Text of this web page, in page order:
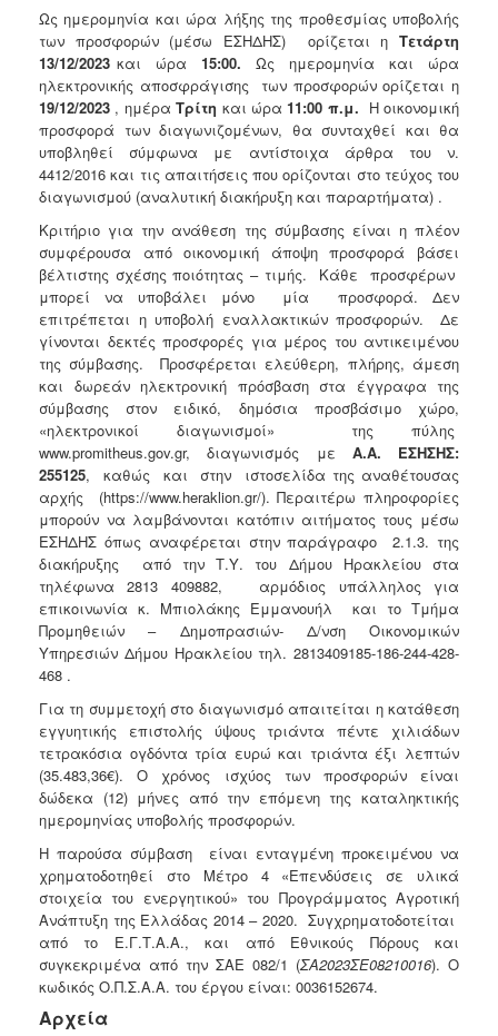
Ως ημερομηνία και ώρα λήξης της προθεσμίας υποβολής
των προσφορών (μέσω ΕΣΗΔΗΣ) ορίζεται η Τετάρτη
13/12/2023 και ώρα15:00. Ως ημερομηνία και ώρα
ηλεκτρονικής αποσφράγισης των προσφορών ορίζεται η
19/12/2023 , ημέραΤρίτη και ώρα11:00 π.μ. Η οικονομική
προσφορά των διαγωνιζομένων, θα συνταχθεί και θα
υποβληθεί σύμφωνα με αντίστοιχα άρθρα του ν.
4412/2016 και τις απαιτήσεις που ορίζονται στο τεύχος του
διαγωνισμού (αναλυτική διακήρυξη και παραρτήματα) .
Κριτήριο για την ανάθεση της σύμβασης είναι η πλέον
συμφέρουσα από οικονομική άποψη προσφορά βάσει
βέλτιστης σχέσης ποιότητας – τιμής. Κάθε προσφέρων
μπορεί να υποβάλει μόνο μία προσφορά. Δεν
επιτρέπεται η υποβολή εναλλακτικών προσφορών. Δε
γίνονται δεκτές προσφορές για μέρος του αντικειμένου
της σύμβασης. Προσφέρεται ελεύθερη, πλήρης, άμεση
και δωρεάν ηλεκτρονική πρόσβαση στα έγγραφα της
σύμβασης στον ειδικό, δημόσια προσβάσιμο χώρο,
«ηλεκτρονικοί διαγωνισμοί» της πύλης
www.promitheus.gov.gr, διαγωνισμός με Α.Α. ΕΣΗΣΗΣ:
255125, καθώς και στην ιστοσελίδα της αναθέτουσας
αρχής (https://www.heraklion.gr/). Περαιτέρω πληροφορίες
μπορούν να λαμβάνονται κατόπιν αιτήματος τους μέσω
ΕΣΗΔΗΣ όπως αναφέρεται στην παράγραφο 2.1.3. της
διακήρυξης από την Τ.Υ. του Δήμου Ηρακλείου στα
τηλέφωνα 2813 409882, αρμόδιος υπάλληλος για
επικοινωνία κ. Μπιολάκης Εμμανουήλ και το Τμήμα
Προμηθειών – Δημοπρασιών- Δ/νση Οικονομικών
Υπηρεσιών Δήμου Ηρακλείου τηλ. 2813409185-186-244-428-
468 .
Για τη συμμετοχή στο διαγωνισμό απαιτείται η κατάθεση
εγγυητικής επιστολής ύψους τριάντα πέντε χιλιάδων
τετρακόσια ογδόντα τρία ευρώ και τριάντα έξι λεπτών
(35.483,36€). Ο χρόνος ισχύος των προσφορών είναι
δώδεκα (12) μήνες από την επόμενη της καταληκτικής
ημερομηνίας υποβολής προσφορών.
Η παρούσα σύμβαση είναι ενταγμένη προκειμένου να
χρηματοδοτηθεί στο Μέτρο 4 «Επενδύσεις σε υλικά
στοιχεία του ενεργητικού» του Προγράμματος Αγροτική
Ανάπτυξη της Ελλάδας 2014 – 2020. Συγχρηματοδοτείται
από το Ε.Γ.Τ.Α.Α., και από Εθνικούς Πόρους και
συγκεκριμένα από την ΣΑΕ 082/1 (ΣΑ2023ΣΕ08210016). Ο
κωδικός Ο.Π.Σ.Α.Α. του έργου είναι: 0036152674.
Αρχεία